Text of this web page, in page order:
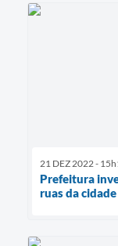
21 DEZ 2022 -
Prefeitura
ruas da cidade